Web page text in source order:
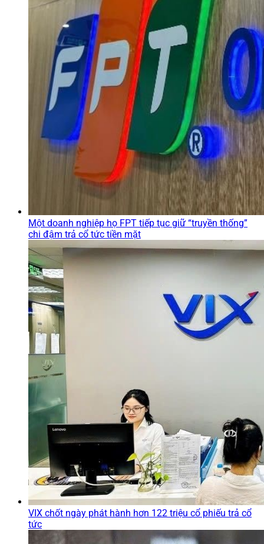
Một doanh nghiệp họ FPT tiếp tục giữ “truyền thống”
chi đậm trả cổ tức tiền mặt
VIX chốt ngày phát hành hơn 122 triệu cổ phiếu trả cổ
tức